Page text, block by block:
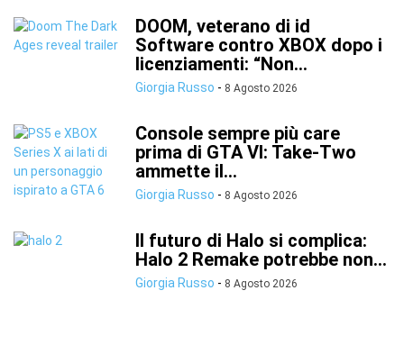
DOOM, veterano di id
Software contro XBOX dopo i
licenziamenti: “Non...
Giorgia Russo - 8 Agosto 2026
Console sempre più care
prima di GTA VI: Take-Two
ammette il...
Giorgia Russo - 8 Agosto 2026
Il futuro di Halo si complica:
Halo 2 Remake potrebbe non...
Giorgia Russo - 8 Agosto 2026